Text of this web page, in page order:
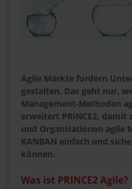
Agile Märkte fordern
gestalten. Das geht nur,
Management-Methoden
erweitert PRINCE2,
und Organisationen agile
KANBAN einfach und
können.
Was ist PRINCE2 Agile?